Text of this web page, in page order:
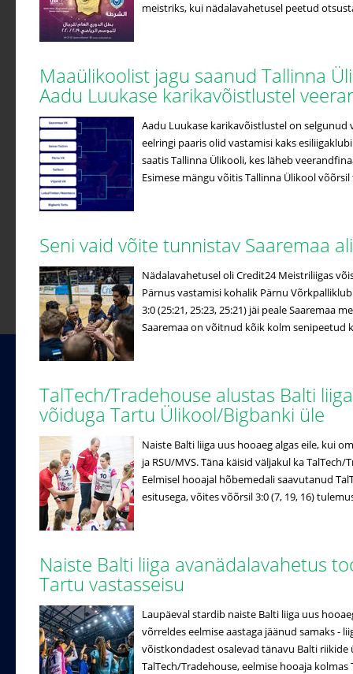
meistriks, kui nädalavahetusel peetud
Maaülikoolist jagu saanud Tallinna
Aadu Luukase karikavõistlustel
Aadu Luukase karikavõistlustel on
eelringi paaris olid vastamisi kaks
saatis Tallinna Ülikooli, kes läheb
Esimese mängu võitis Tallinna Ülikool võõrsil
Seni vaid võite tunnistav Saaremaa
Nädalavahetusel oli Credit24 Meistriliigas
Pärnus vastamisi kohalik Pärnu
3:0 (25:21, 25:23, 25:21) jäi peale Saaremaa
Saaremaa on võitnud kõik kolm senipeetud
TalTech/Tradehouse alustas Balti
võiduga Tartu Ülikool/Bigbanki üle
Naiste Balti liiga uus hooaeg algas eile, kui
ja RSU/MVS. Täna käisid väljakul ka
Eelmisel hooajal hõbemedali saavutanud
esitusega, võites võõrsil 3:0 (7, 19, 16)
Naiste Balti liiga avanädalavahetus
Tartu vastasseisu
Laupäeval stardib naiste Balti liiga uus
võrreldes eelmise aastaga jäänud samaks -
võistkondadest osalevad tänavu Balti
TalTech/Tradehouse, eelmise hooaja